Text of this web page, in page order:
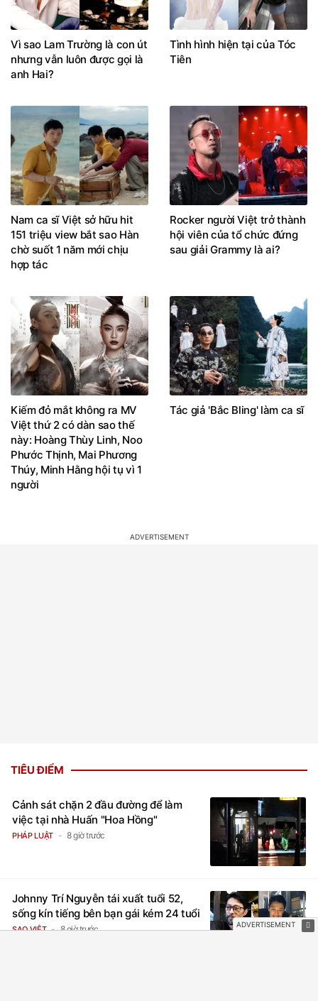
Vì sao Lam Trường là con út
nhưng vẫn luôn được gọi là
anh Hai?
Tình hình hiện tại của Tóc
Tiên
Nam ca sĩ Việt sở hữu hit
151 triệu view bắt sao Hàn
chờ suốt 1 năm mới chịu
hợp tác
Rocker người Việt trở thành
hội viên của tổ chức đứng
sau giải Grammy là ai?
Kiếm đỏ mắt không ra MV
Việt thứ 2 có dàn sao thế
này: Hoàng Thùy Linh, Noo
Phước Thịnh, Mai Phương
Thúy, Minh Hằng hội tụ vì 1
người
Tác giả 'Bắc Bling' làm ca sĩ
TIÊU ĐIỂM
Cảnh sát chặn 2 đầu đường để làm
việc tại nhà Huấn "Hoa Hồng"
PHÁP LUẬT 8 giờ trước
Johnny Trí Nguyễn tái xuất tuổi 52,
sống kín tiếng bên bạn gái kém 24 tuổi
SAO VIỆT 8 giờ trước